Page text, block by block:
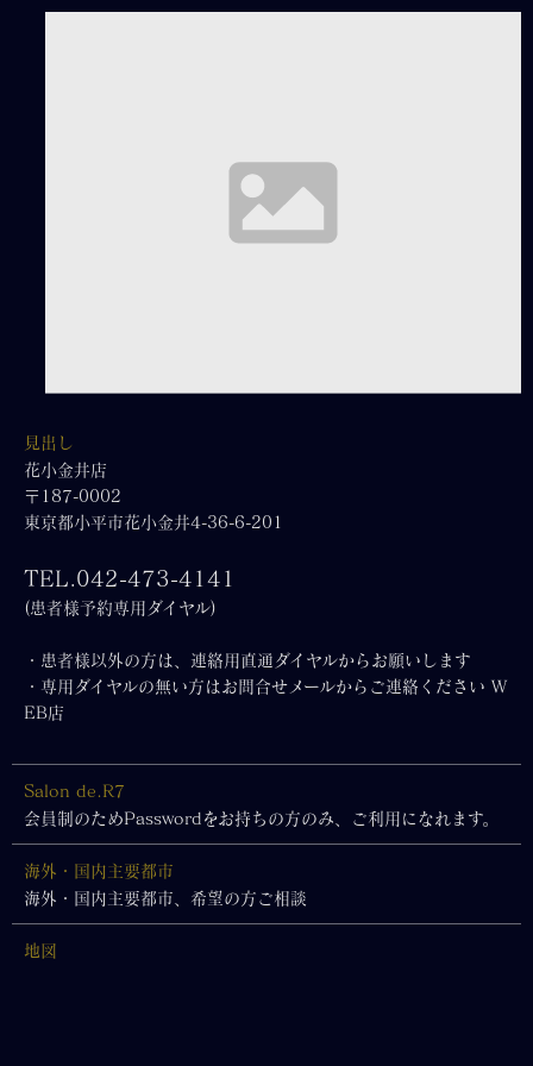
見出し
花小金井店
〒187-0002
東京都小平市花小金井4-36-6-201
TEL.042-473-4141
(患者様予約専用ダイヤル)
・患者様以外の方は、連絡用直通ダイヤルからお願いします
・専用ダイヤルの無い方はお問合せメールからご連絡ください W
EB店
Salon de.R7
会員制のためPasswordをお持ちの方のみ、ご利用になれます。
海外・国内主要都市
海外・国内主要都市、希望の方ご相談
地図